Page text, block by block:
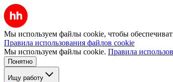
Мы используем файлы cookie, чтобы
Правила использования файлов cookie
Мы используем файлы cookie. Правила
Понятно
Ищу работу